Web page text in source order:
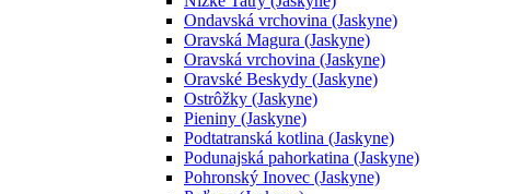
Ondavská vrchovina (Jaskyne)
Oravská Magura (Jaskyne)
Oravská vrchovina (Jaskyne)
Oravské Beskydy (Jaskyne)
Ostrôžky (Jaskyne)
Pieniny (Jaskyne)
Podtatranská kotlina (Jaskyne)
Podunajská pahorkatina (Jaskyne)
Pohronský Inovec (Jaskyne)